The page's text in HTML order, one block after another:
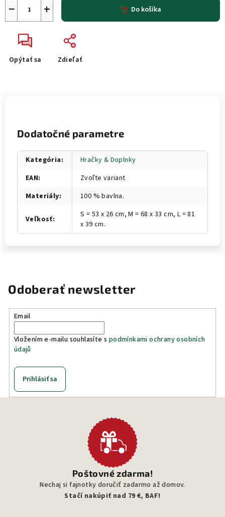
+
− Do košíka
Opýtať sa Zdieľať
Dodatočné parametre
Kategória:
Hračky & Doplnky
EAN:
Zvoľte variant
Materiály: 100 % bavlna.
Veľkosť:
S = 53 x 26 cm, M = 68 x 33 cm, L = 81
x 39 cm.
Odoberať newsletter
Email
Vložením e-mailu souhlasíte s podmínkami ochrany osobních
údajů
Prihlásiť sa
Poštovné zdarma!
Nechaj si fajnotky doručiť zadarmo až domov.
Stačí nakúpiť nad 79 €, BAF!